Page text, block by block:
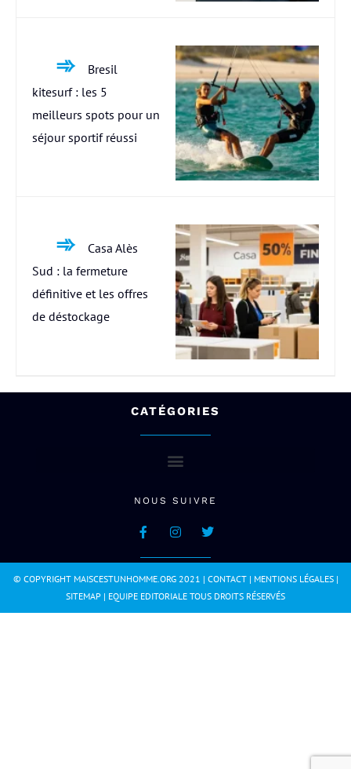
Bresil
kitesurf : les 5
meilleurs spots pour un
séjour sportif réussi
Casa Alès
Sud : la fermeture
définitive et les offres
de déstockage
CATÉGORIES
NOUS SUIVRE
© COPYRIGHT MAISCESTUNHOMME.ORG 2021 | CONTACT| MENTIONS LÉGALES|
SITEMAP | EQUIPE EDITORIALE TOUS DROITS RÉSERVÉS